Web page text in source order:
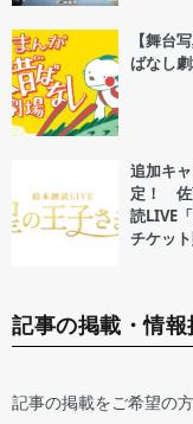
【舞台
ばなし劇
追加キ
定！ 佐
読LIVE
チケッ
記事の掲載・情
記事の掲載をご希望の